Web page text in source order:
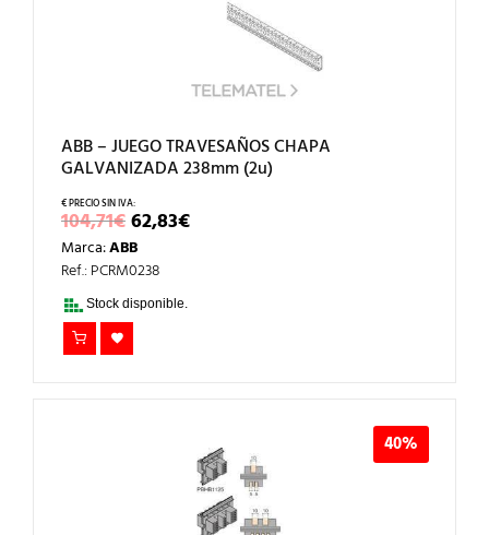
ABB – JUEGO TRAVESAÑOS CHAPA
GALVANIZADA 238mm (2u)
104,71€EL
PRECIO
ORIGINAL
ERA:
104,71€.
62,83€EL
PRECIO
Marca:ABB
Ref.: PCRM0238
Stock disponible.
40%